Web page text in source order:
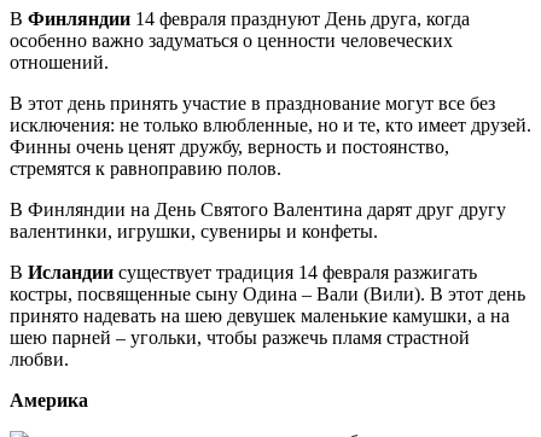
В Финляндии 14 февраля празднуют День друга, когда
особенно важно задуматься о ценности человеческих
отношений.
В этот день принять участие в празднование могут все без
исключения: не только влюбленные, но и те, кто имеет друзей.
Финны очень ценят дружбу, верность и постоянство,
стремятся к равноправию полов.
В Финляндии на День Святого Валентина дарят друг другу
валентинки, игрушки, сувениры и конфеты.
В Исландии существует традиция 14 февраля разжигать
костры, посвященные сыну Одина – Вали (Вили). В этот день
принято надевать на шею девушек маленькие камушки, а на
шею парней – угольки, чтобы разжечь пламя страстной
любви.
Америка